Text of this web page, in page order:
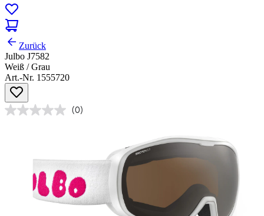
Zurück
Julbo J7582
Weiß / Grau
Art.-Nr. 1555720
(0)